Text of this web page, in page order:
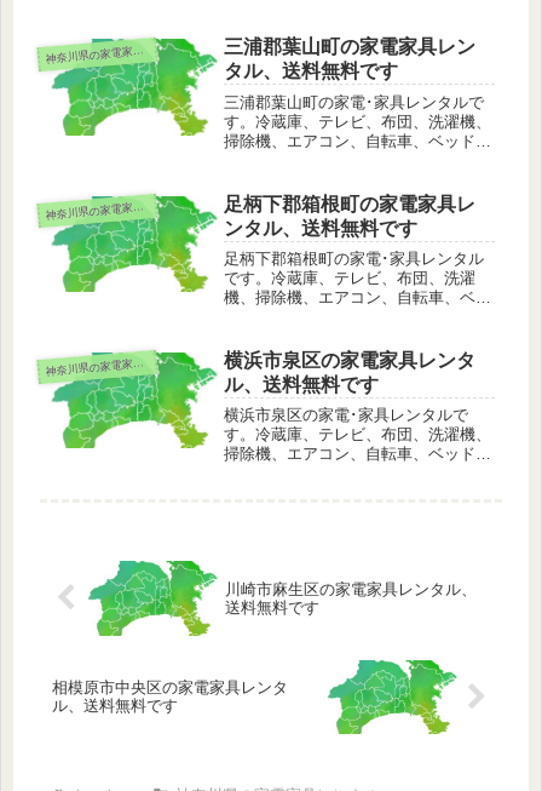
可能。その他、離島や山間部などの一
部のエリアを除いて日本全国でもレン
タル可能です。
神奈川県の家電家具レンタル
三浦郡葉山町の家電家具レン
タル、送料無料です
三浦郡葉山町の家電･家具レンタルで
す。冷蔵庫、テレビ、布団、洗濯機、
掃除機、エアコン、自転車、ベッド、
可能。その他、離島や山間部などの一
部のエリアを除いて日本全国でもレン
タル可能です。
神奈川県の家電家具レンタル
足柄下郡箱根町の家電家具レ
ンタル、送料無料です
足柄下郡箱根町の家電･家具レンタル
です。冷蔵庫、テレビ、布団、洗濯
機、掃除機、エアコン、自転車、ベッ
ンタル可能。その他、離島や山間部な
どの一部のエリアを除いて日本全国で
もレンタル可能です。
神奈川県の家電家具レンタル
横浜市泉区の家電家具レンタ
ル、送料無料です
横浜市泉区の家電･家具レンタルで
す。冷蔵庫、テレビ、布団、洗濯機、
掃除機、エアコン、自転車、ベッド、
川崎市麻生区の家電家具レンタル、
送料無料です
相模原市中央区の家電家具レンタ
ル、送料無料です